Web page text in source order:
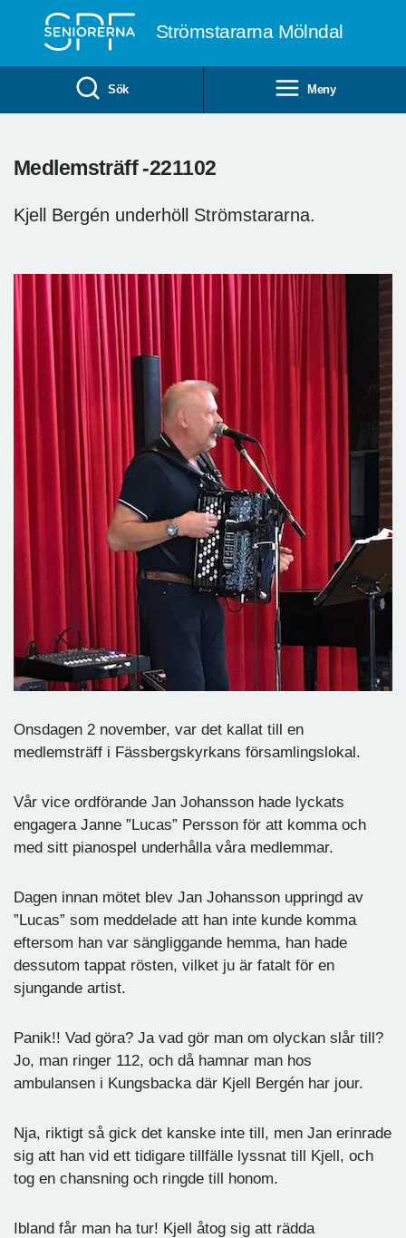
Strömstararna Mölndal
Sök Meny
Medlemsträff -221102
Kjell Bergén underhöll Strömstararna.
Onsdagen 2 november, var det kallat till en
medlemsträff i Fässbergskyrkans församlingslokal.
Vår vice ordförande Jan Johansson hade lyckats
engagera Janne ”Lucas” Persson för att komma och
med sitt pianospel underhålla våra medlemmar.
Dagen innan mötet blev Jan Johansson uppringd av
”Lucas” som meddelade att han inte kunde komma
eftersom han var sängliggande hemma, han hade
dessutom tappat rösten, vilket ju är fatalt för en
sjungande artist.
Panik!! Vad göra? Ja vad gör man om olyckan slår till?
Jo, man ringer 112, och då hamnar man hos
ambulansen i Kungsbacka där Kjell Bergén har jour.
Nja, riktigt så gick det kanske inte till, men Jan erinrade
sig att han vid ett tidigare tillfälle lyssnat till Kjell, och
tog en chansning och ringde till honom.
Ibland får man ha tur! Kjell åtog sig att rädda